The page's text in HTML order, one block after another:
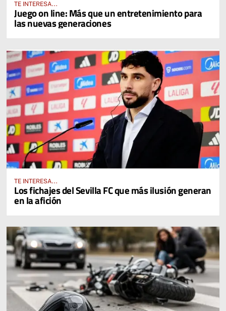
TE INTERESA...
Juego on line: Más que un entretenimiento para
las nuevas generaciones
TE INTERESA...
Los fichajes del Sevilla FC que más ilusión generan
en la afición